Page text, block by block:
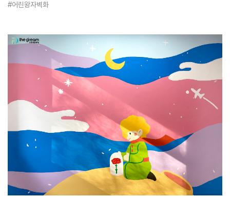
#어린왕자벽화